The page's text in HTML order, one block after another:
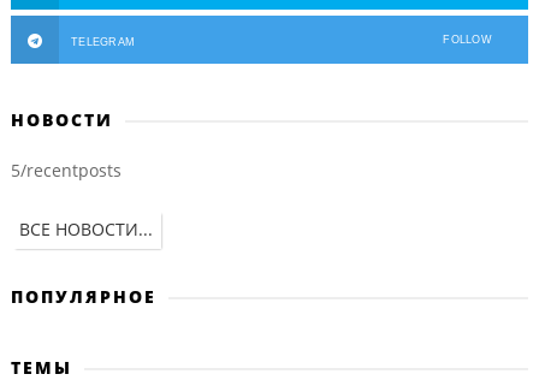
TELEGRAM FOLLOW
НОВОСТИ
5/recentposts
ВСЕ НОВОСТИ...
ПОПУЛЯРНОЕ
ТЕМЫ